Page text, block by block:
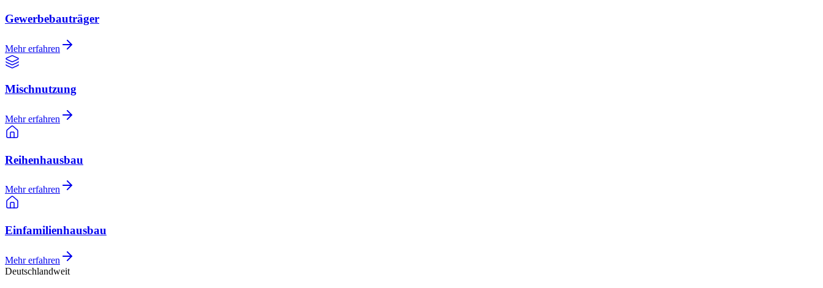
Gewerbebauträger
Mehr erfahren
Mischnutzung
Mehr erfahren
Reihenhausbau
Mehr erfahren
Einfamilienhausbau
Mehr erfahren
Deutschlandweit